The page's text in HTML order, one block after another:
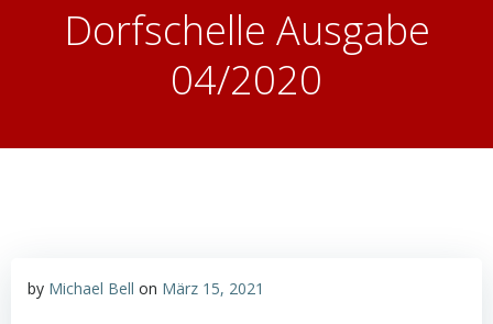
Dorfschelle Ausgabe
04/2020
by Michael Bell on März 15, 2021